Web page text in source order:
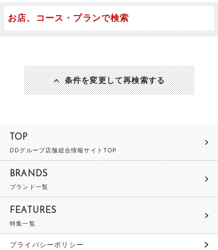
お店、コース・プランで検索
条件を変更して再検索する
TOP
DDグループ店舗総合情報サイトTOP
BRANDS
ブランド一覧
FEATURES
特集一覧
プライバシーポリシー